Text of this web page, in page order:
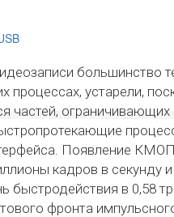
большинство
устарели,
частей, ограничивающих
Появление
кадров в секунду
быстродействия в 0,58
фронта